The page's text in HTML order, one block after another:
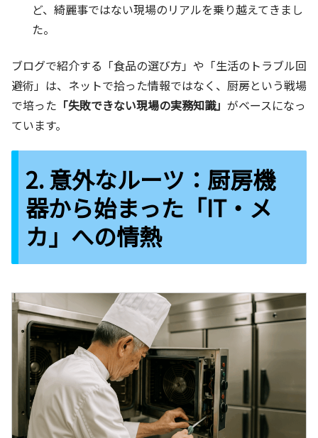
ど、綺麗事ではない現場のリアルを乗り越えてきまし
た。
ブログで紹介する「食品の選び方」や「生活のトラブル回
避術」は、ネットで拾った情報ではなく、厨房という戦場
で培った 「失敗できない現場の実務知識」 がベースになっ
ています。
2. 意外なルーツ：厨房機
器から始まった「IT・メ
カ」への情熱